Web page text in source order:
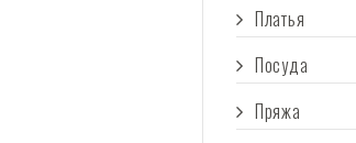
Платья
Посуда
Пряжа